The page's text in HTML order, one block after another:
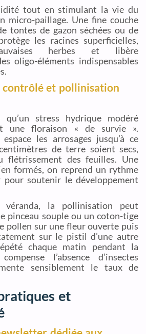
tout en stimulant la vie du
micro-paillage. Une fine couche
tontes de gazon séchées ou de
les racines superficielles,
herbes et libère
oligo-éléments indispensables
contrôlé et pollinisation
stress hydrique modéré
une floraison « de survie ».
les arrosages jusqu’à ce
de terre soient secs,
flétrissement des feuilles. Une
formés, on reprend un rythme
pour soutenir le développement
la pollinisation peut
pinceau souple ou un coton-tige
pollen sur une fleur ouverte puis
sur le pistil d’une autre
chaque matin pendant la
l’absence d’insectes
sensiblement le taux de
et